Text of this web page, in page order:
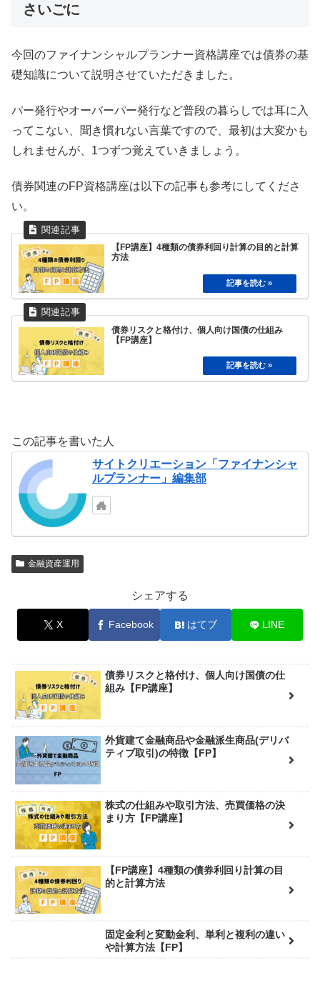
さいごに
今回のファイナンシャルプランナー資格講座では債券の基
礎知識について説明させていただきました。
パー発行やオーバーパー発行など普段の暮らしでは耳に入
ってこない、聞き慣れない言葉ですので、最初は大変かも
しれませんが、1つずつ覚えていきましょう。
債券関連のFP資格講座は以下の記事も参考にしてくださ
い。
【FP講座】4種類の債券利回り計算の目的と計算
方法
債券リスクと格付け、個人向け国債の仕組み
【FP講座】
この記事を書いた人
サイトクリエーション「ファイナンシャ
ルプランナー」編集部
金融資産運用
シェアする
X Facebook はてブ LINE
債券リスクと格付け、個人向け国債の仕
組み【FP講座】
外貨建て金融商品や金融派生商品(デリバ
ティブ取引)の特徴【FP】
株式の仕組みや取引方法、売買価格の決
まり方【FP講座】
【FP講座】4種類の債券利回り計算の目
的と計算方法
固定金利と変動金利、単利と複利の違い
や計算方法【FP】